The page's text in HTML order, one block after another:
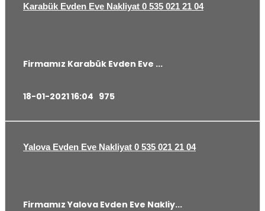
Karabük Evden Eve Nakliyat 0 535 021 21 04
Firmamız Karabük Evden Eve ...
18-01-2021 16:04 975
Yalova Evden Eve Nakliyat 0 535 021 21 04
Firmamız Yalova Evden Eve Nakliy...